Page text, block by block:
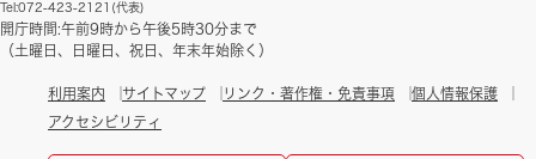
Tel:072-423-2121(代表)
開庁時間:午前9時から午後5時30分まで
（土曜日、日曜日、祝日、年末年始除く）
利用案内 サイトマップ リンク・著作権・免責事項
個人情報保護
アクセシビリティ